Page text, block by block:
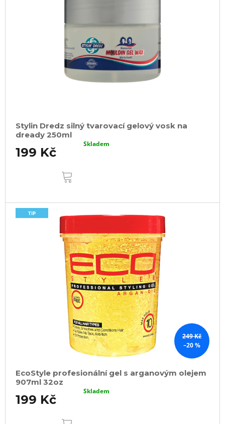
Stylin Dredz silný tvarovací gelový vosk na
dready 250ml
199 Kč
Skladem
249 Kč
–20 %
TIP
EcoStyle profesionální gel s arganovým olejem
907ml 32oz
199 Kč
Skladem